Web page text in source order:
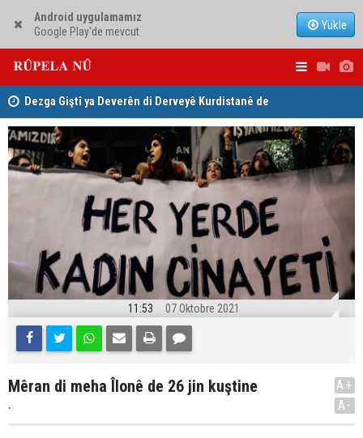
Android uygulamamız
Google Play'de mevcut
Yükle
Dezga Giştî ya Deverên di Derveyê Kurdistanê de
gotinên parêzgere Kerkûkê Muhammed Saman red kir
11:53 07 Oktobre 2021
Mêran di meha Îlonê de 26 jin kuştine
.
A+
A-